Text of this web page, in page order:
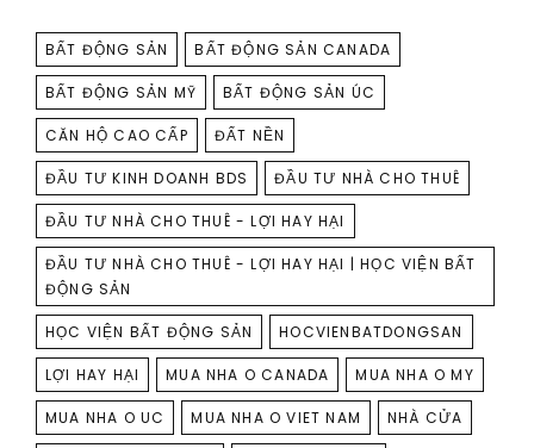
TAGS
BẤT ĐỘNG SẢN BẤT ĐỘNG SẢN CANADA
BẤT ĐỘNG SẢN MỸ BẤT ĐỘNG SẢN ÚC
CĂN HỘ CAO CẤP ĐẤT NỀN
ĐẦU TƯ KINH DOANH BDS ĐẦU TƯ NHÀ CHO THUÊ
ĐẦU TƯ NHÀ CHO THUÊ - LỢI HAY HẠI
ĐẦU TƯ NHÀ CHO THUÊ - LỢI HAY HẠI | HỌC VIỆN BẤT
ĐỘNG SẢN
HỌC VIỆN BẤT ĐỘNG SẢN HOCVIENBATDONGSAN
LỢI HAY HẠI MUA NHA O CANADA MUA NHA O MY
MUA NHA O UC MUA NHA O VIET NAM NHÀ CỬA